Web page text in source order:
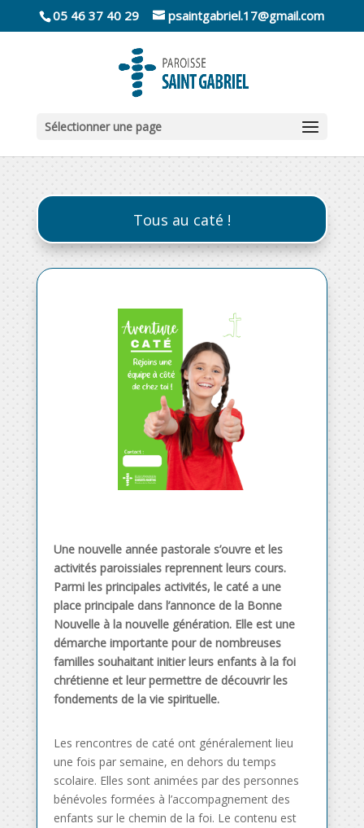
05 46 37 40 29 psaintgabriel.17@gmail.com
Sélectionner une page
Tous au caté !
Une nouvelle année pastorale s’ouvre et les
activités paroissiales reprennent leurs cours.
Parmi les principales activités, le caté a une
place principale dans l’annonce de la Bonne
Nouvelle à la nouvelle génération. Elle est une
démarche importante pour de nombreuses
familles souhaitant initier leurs enfants à la foi
chrétienne et leur permettre de découvrir les
fondements de la vie spirituelle.
Les rencontres de caté ont généralement lieu
une fois par semaine, en dehors du temps
scolaire. Elles sont animées par des personnes
bénévoles formées à l’accompagnement des
enfants sur le chemin de la foi. Le contenu est